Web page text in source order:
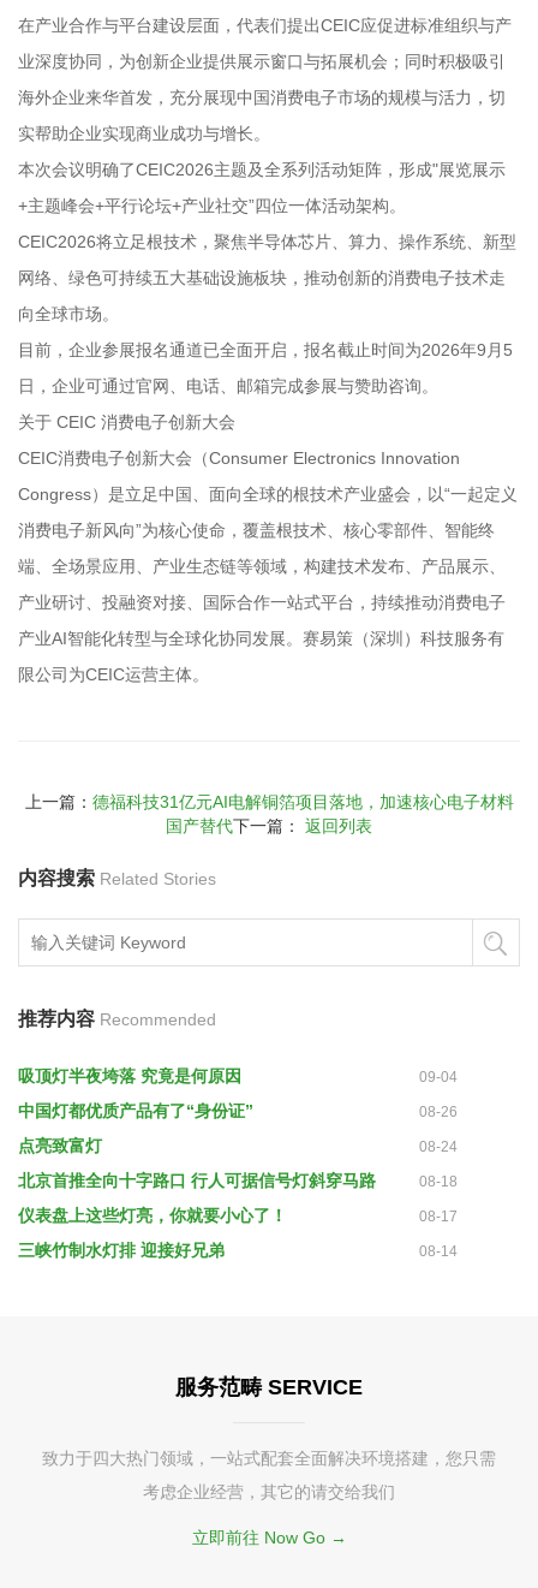
在产业合作与平台建设层面，代表们提出CEIC应促进标准组织与产
业深度协同，为创新企业提供展示窗口与拓展机会；同时积极吸引
海外企业来华首发，充分展现中国消费电子市场的规模与活力，切
实帮助企业实现商业成功与增长。
本次会议明确了CEIC2026主题及全系列活动矩阵，形成"展览展示
+主题峰会+平行论坛+产业社交”四位一体活动架构。
CEIC2026将立足根技术，聚焦半导体芯片、算力、操作系统、新型
网络、绿色可持续五大基础设施板块，推动创新的消费电子技术走
向全球市场。
目前，企业参展报名通道已全面开启，报名截止时间为2026年9月5
日，企业可通过官网、电话、邮箱完成参展与赞助咨询。
关于 CEIC 消费电子创新大会
CEIC消费电子创新大会（Consumer Electronics Innovation
Congress）是立足中国、面向全球的根技术产业盛会，以“一起定义
消费电子新风向”为核心使命，覆盖根技术、核心零部件、智能终
端、全场景应用、产业生态链等领域，构建技术发布、产品展示、
产业研讨、投融资对接、国际合作一站式平台，持续推动消费电子
产业AI智能化转型与全球化协同发展。赛易策（深圳）科技服务有
限公司为CEIC运营主体。
上一篇： 德福科技31亿元AI电解铜箔项目落地，加速核心电子材料
国产替代下一篇： 返回列表
内容搜索 Related Stories
推荐内容 Recommended
吸顶灯半夜垮落 究竟是何原因 09-04
中国灯都优质产品有了“身份证” 08-26
点亮致富灯 08-24
北京首推全向十字路口 行人可据信号灯斜穿马路 08-18
仪表盘上这些灯亮，你就要小心了！ 08-17
三峡竹制水灯排 迎接好兄弟 08-14
服务范畴 SERVICE
致力于四大热门领域，一站式配套全面解决环境搭建，您只需
考虑企业经营，其它的请交给我们
立即前往 Now Go →